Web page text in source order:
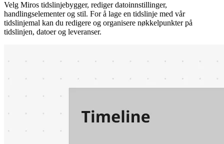
Velg Miros tidslinjebygger, rediger datoinnstillinger,
handlingselementer og stil. For å lage en tidslinje med vår
tidslinjemal kan du redigere og organisere nøkkelpunkter på
tidslinjen, datoer og leveranser.